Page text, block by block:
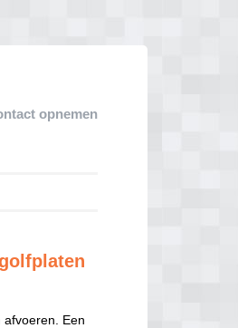
opnemen
Een